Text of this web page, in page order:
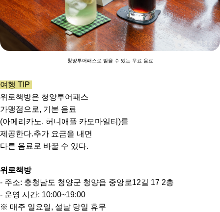
청양투어패스로 받을 수 있는 무료 음료
여행 TIP
위로책방은 청양투어패스
가맹점으로, 기본 음료
(아메리카노, 허니애플 카모마일티)를
제공한다.추가 요금을 내면
다른 음료로 바꿀 수 있다.
위로책방
- 주소: 충청남도 청양군 청양읍 중앙로12길 17 2층
- 운영 시간: 10:00~19:00
※ 매주 일요일, 설날 당일 휴무